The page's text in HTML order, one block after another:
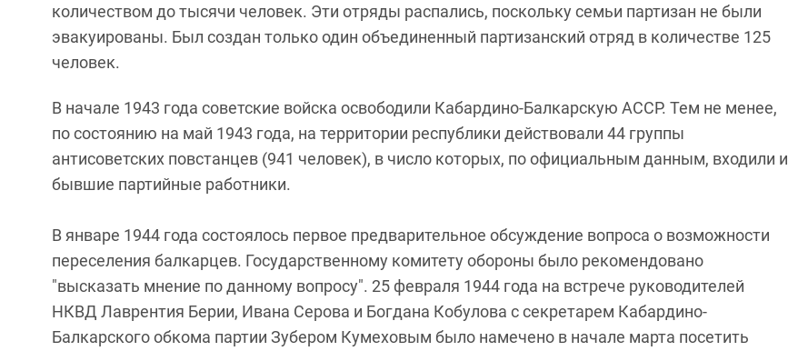
количеством до тысячи человек. Эти отряды распались, поскольку семьи партизан не были
эвакуированы. Был создан только один объединенный партизанский отряд в количестве 125
человек.
В начале 1943 года советские войска освободили Кабардино-Балкарскую АССР. Тем не менее,
по состоянию на май 1943 года, на территории республики действовали 44 группы
антисоветских повстанцев (941 человек), в число которых, по официальным данным, входили и
бывшие партийные работники.
В январе 1944 года состоялось первое предварительное обсуждение вопроса о возможности
переселения балкарцев. Государственному комитету обороны было рекомендовано
"высказать мнение по данному вопросу". 25 февраля 1944 года на встрече руководителей
НКВД Лаврентия Берии, Ивана Серова и Богдана Кобулова с секретарем Кабардино-
Балкарского обкома партии Зубером Кумеховым было намечено в начале марта посетить